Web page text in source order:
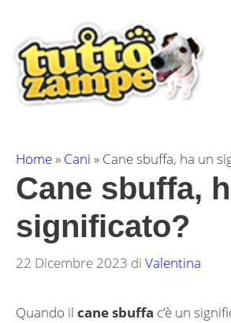
contenuto
Home» Cani » Cane sbuffa, ha un
Cane sbuffa,
significato?
22 Dicembre 2023 di Valentina
Quando il cane sbuffa c’è un